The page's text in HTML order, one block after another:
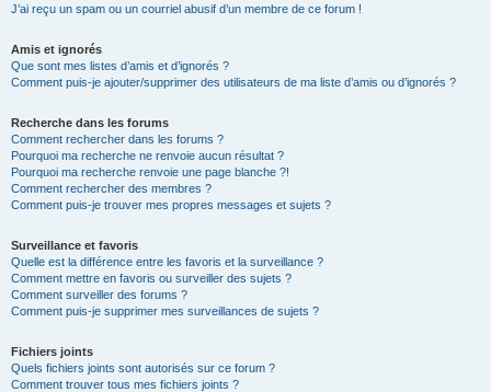
J’ai reçu un spam ou un courriel abusif d’un membre de ce forum !
Amis et ignorés
Que sont mes listes d’amis et d’ignorés ?
Comment puis-je ajouter/supprimer des utilisateurs de ma liste d’amis ou d’ignorés ?
Recherche dans les forums
Comment rechercher dans les forums ?
Pourquoi ma recherche ne renvoie aucun résultat ?
Pourquoi ma recherche renvoie une page blanche ?!
Comment rechercher des membres ?
Comment puis-je trouver mes propres messages et sujets ?
Surveillance et favoris
Quelle est la différence entre les favoris et la surveillance ?
Comment mettre en favoris ou surveiller des sujets ?
Comment surveiller des forums ?
Comment puis-je supprimer mes surveillances de sujets ?
Fichiers joints
Quels fichiers joints sont autorisés sur ce forum ?
Comment trouver tous mes fichiers joints ?